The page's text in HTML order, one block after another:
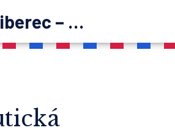
Inspirace Liberec – psychoterapie